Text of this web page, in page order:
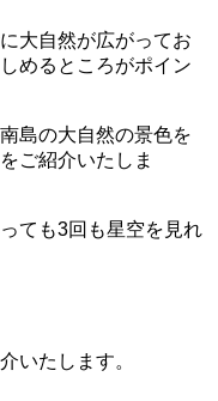
大自然が広がってお
めるところがポイン
島の大自然の景色を
ご紹介いたしま
ても3回も星空を見れ
いたします。